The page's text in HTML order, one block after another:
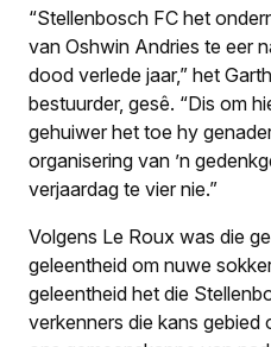
“Stellenbosch FC het
van Oshwin Andries te eer
dood verlede jaar,” het
bestuurder, gesê. “Dis om
gehuiwer het toe hy
organisering van ’n
verjaardag te vier nie.”
Volgens Le Roux was die
geleentheid om nuwe
geleentheid het die
verkenners die kans gebied